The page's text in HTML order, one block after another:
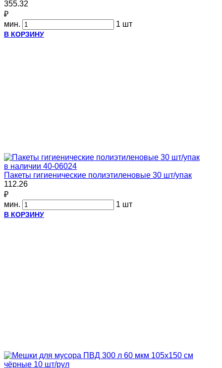
355.32
₽
мин.
1 шт
В КОРЗИНУ
в наличии 40-06024
Пакеты гигиенические полиэтиленовые 30 шт/упак
112.26
₽
мин.
1 шт
В КОРЗИНУ